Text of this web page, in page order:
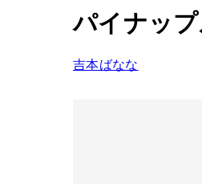
パイナッ
吉本ばなな